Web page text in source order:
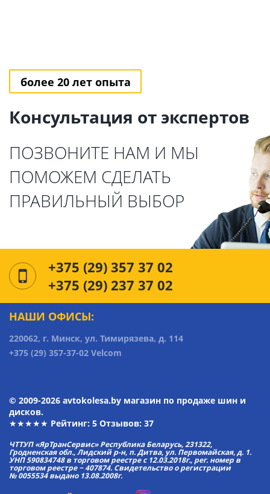
более 20 лет опыта
Консультация от экспертов
ПОЗВОНИТЕ НАМ И МЫ
ПОМОЖЕМ СДЕЛАТЬ
ПРАВИЛЬНЫЙ ВЫБОР
+375 (29) 357 37 02
+375 (29) 237 37 02
НАШИ ОФИСЫ:
220062, г. Минск, ул. Тимирязева, д. 114
+375 (29) 357-37-02 Velcom
© 2009-2026 avtokolesa.by магазин по продаже шин и
дисков.
★★★★★ Рейтинг: 5 Отзывов: 37
ЧТТУП «ЯрТранСервис» Республика Беларусь, 231322,
Гродненская обл., Лидский р-н, п. Дитва, ул. Первомайская, д. 1.
УНП 590834748 в торговом реестре с 12.03.2018г., рег. номер в
торговом реестре − 407874. Свидетельство о регистрации
№ 0055534 выдано 13.08.2008г.